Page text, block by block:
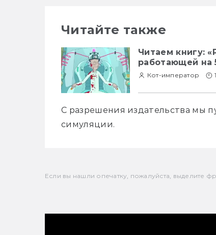
Читайте также
Читаем книгу:
работающей на
Кот-император
С разрешения издательства мы
симуляции.
Если вы нашли опечатку, пожалуйста, выделите